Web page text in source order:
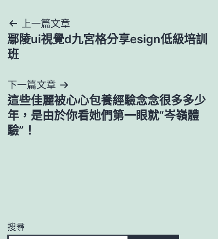
文
章
覽
上一篇文章
鄢陵ui視覺d九宮格分享esign低級培訓
班
下一篇文章
這些佳麗被心心包養經驗念念很多多少
年，是由於你看她們第一眼就“岑嶺體
驗”！
搜尋